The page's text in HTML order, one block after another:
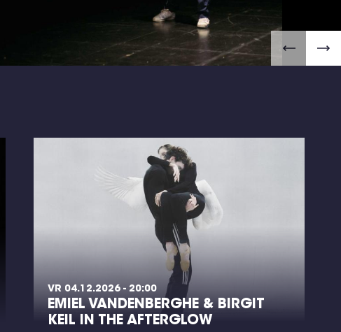
VR 04.12.2026 - 20:00
EMIEL VANDENBERGHE & BIRGIT
KEIL IN THE AFTERGLOW